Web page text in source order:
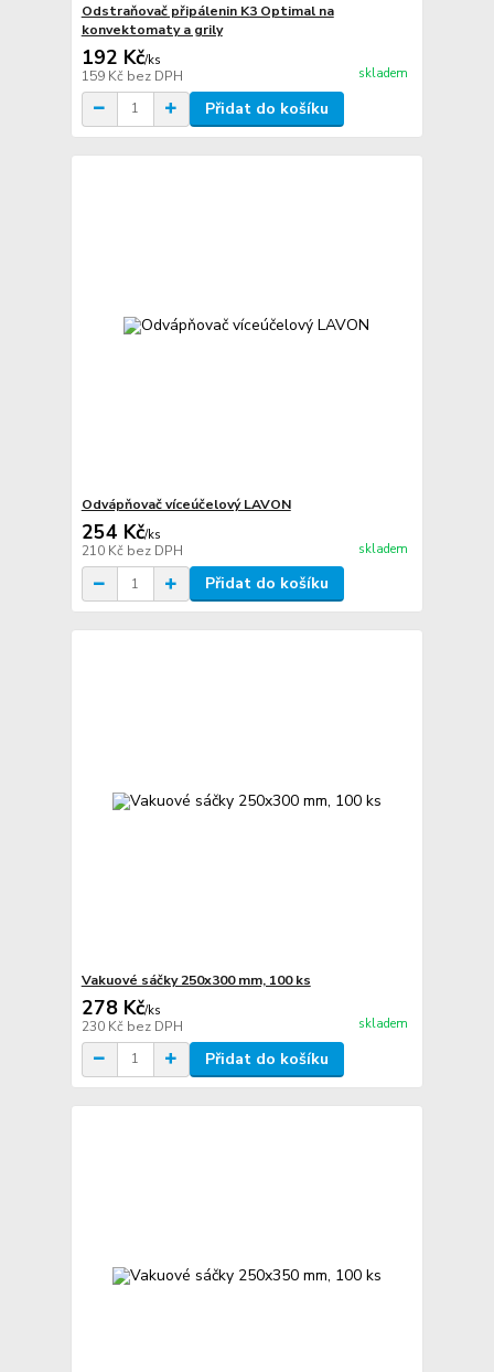
Odstraňovač připálenin K3 Optimal na
konvektomaty a grily
192 Kč/ks
159 Kč bez DPH skladem
Přidat do košíku
Odvápňovač víceúčelový LAVON
254 Kč/ks
210 Kč bez DPH skladem
Přidat do košíku
Vakuové sáčky 250x300 mm, 100 ks
278 Kč/ks
230 Kč bez DPH skladem
Přidat do košíku